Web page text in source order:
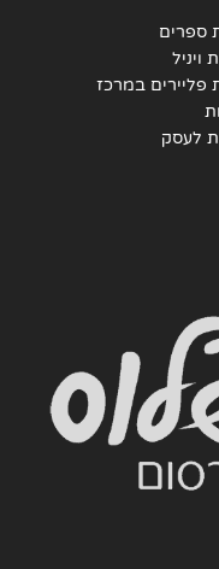
ספרים
ויניל
פליירים במרכז
לעסק